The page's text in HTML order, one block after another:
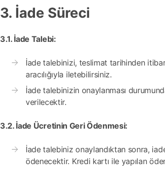
3. İade Süreci
3.1. İade Talebi:
İade talebinizi, teslimat tarihinden
aracılığıyla iletebilirsiniz.
İade talebinizin onaylanması
verilecektir.
3.2. İade Ücretinin Geri Ödenmesi:
İade talebiniz onaylandıktan sonra,
ödenecektir. Kredi kartı ile yapılan